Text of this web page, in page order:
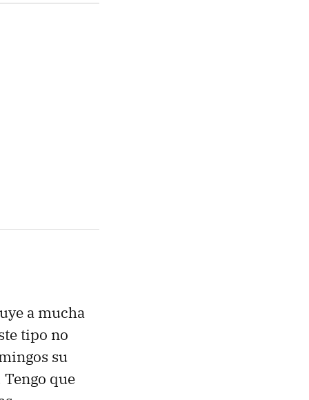
a mucha
tipo no
su
que